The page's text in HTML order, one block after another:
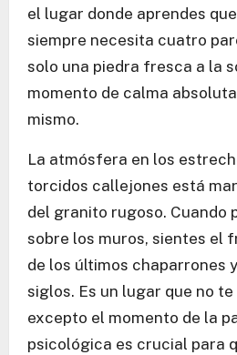
el lugar donde aprendes
siempre necesita cuatro
solo una piedra fresca a la
momento de calma
mismo.
La atmósfera en los
torcidos callejones está
del granito rugoso. Cuando
sobre los muros, sientes el
de los últimos chaparrones
siglos. Es un lugar que no te
excepto el momento de la
psicológica es crucial para